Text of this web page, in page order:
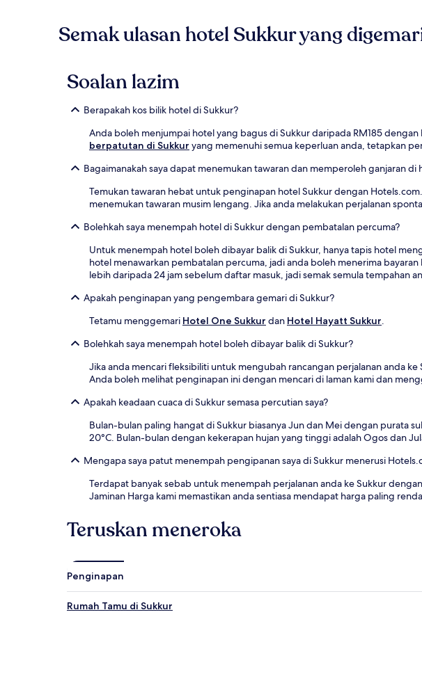
Semak ulasan hotel Sukkur yang
Soalan lazim
Berapakah kos bilik hotel di Sukkur?
Anda boleh menjumpai hotel yang bagus di Sukkur daripada RM185
berpatutan di Sukkur yang memenuhi semua keperluan anda, tetapkan
Bagaimanakah saya dapat menemukan tawaran dan memperoleh ganjaran di
Temukan tawaran hebat untuk penginapan hotel Sukkur dengan
menemukan tawaran musim lengang. Jika anda melakukan perjalanan
Bolehkah saya menempah hotel di Sukkur dengan pembatalan percuma?
Untuk menempah hotel boleh dibayar balik di Sukkur, hanya tapis hotel
hotel menawarkan pembatalan percuma, jadi anda boleh menerima
lebih daripada 24 jam sebelum daftar masuk, jadi semak semula tempahan
Apakah penginapan yang pengembara gemari di Sukkur?
Tetamu menggemari Hotel One Sukkur dan Hotel Hayatt Sukkur.
Bolehkah saya menempah hotel boleh dibayar balik di Sukkur?
Jika anda mencari fleksibiliti untuk mengubah rancangan perjalanan anda
Anda boleh melihat penginapan ini dengan mencari di laman kami dan
Apakah keadaan cuaca di Sukkur semasa percutian saya?
Bulan-bulan paling hangat di Sukkur biasanya Jun dan Mei dengan purata
20°C. Bulan-bulan dengan kekerapan hujan yang tinggi adalah Ogos dan
Mengapa saya patut menempah pengipanan saya di Sukkur menerusi
Terdapat banyak sebab untuk menempah perjalanan anda ke Sukkur
Jaminan Harga kami memastikan anda sentiasa mendapat harga paling
Teruskan meneroka
Penginapan
Rumah Tamu di Sukkur